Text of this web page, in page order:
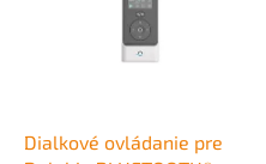
Dialkové ovládanie pre